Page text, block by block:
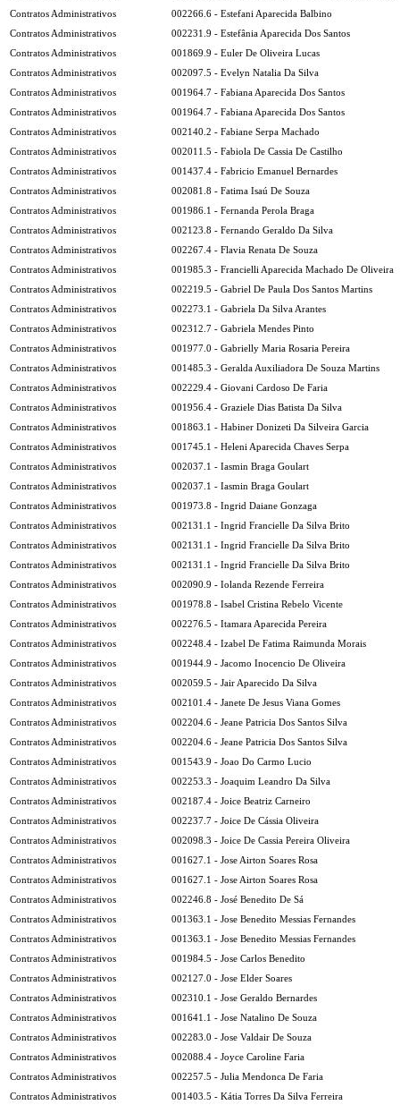
Contratos Administrativos
002266.6 - Estefani Aparecida Balbino
Contratos Administrativos
002231.9 - Estefânia Aparecida Dos Santos
Contratos Administrativos
001869.9 - Euler De Oliveira Lucas
Contratos Administrativos
002097.5 - Evelyn Natalia Da Silva
Contratos Administrativos
001964.7 - Fabiana Aparecida Dos Santos
Contratos Administrativos
001964.7 - Fabiana Aparecida Dos Santos
Contratos Administrativos
002140.2 - Fabiane Serpa Machado
Contratos Administrativos
002011.5 - Fabiola De Cassia De Castilho
Contratos Administrativos
001437.4 - Fabricio Emanuel Bernardes
Contratos Administrativos
002081.8 - Fatima Isaú De Souza
Contratos Administrativos
001986.1 - Fernanda Perola Braga
Contratos Administrativos
002123.8 - Fernando Geraldo Da Silva
Contratos Administrativos
002267.4 - Flavia Renata De Souza
Contratos Administrativos
001985.3 - Francielli Aparecida Machado De Oliveira
Contratos Administrativos
002219.5 - Gabriel De Paula Dos Santos Martins
Contratos Administrativos
002273.1 - Gabriela Da Silva Arantes
Contratos Administrativos
002312.7 - Gabriela Mendes Pinto
Contratos Administrativos
001977.0 - Gabrielly Maria Rosaria Pereira
Contratos Administrativos
001485.3 - Geralda Auxiliadora De Souza Martins
Contratos Administrativos
002229.4 - Giovani Cardoso De Faria
Contratos Administrativos
001956.4 - Graziele Dias Batista Da Silva
Contratos Administrativos
001863.1 - Habiner Donizeti Da Silveira Garcia
Contratos Administrativos
001745.1 - Heleni Aparecida Chaves Serpa
Contratos Administrativos
002037.1 - Iasmin Braga Goulart
Contratos Administrativos
002037.1 - Iasmin Braga Goulart
Contratos Administrativos
001973.8 - Ingrid Daiane Gonzaga
Contratos Administrativos
002131.1 - Ingrid Francielle Da Silva Brito
Contratos Administrativos
002131.1 - Ingrid Francielle Da Silva Brito
Contratos Administrativos
002131.1 - Ingrid Francielle Da Silva Brito
Contratos Administrativos
002090.9 - Iolanda Rezende Ferreira
Contratos Administrativos
001978.8 - Isabel Cristina Rebelo Vicente
Contratos Administrativos
002276.5 - Itamara Aparecida Pereira
Contratos Administrativos
002248.4 - Izabel De Fatima Raimunda Morais
Contratos Administrativos
001944.9 - Jacomo Inocencio De Oliveira
Contratos Administrativos
002059.5 - Jair Aparecido Da Silva
Contratos Administrativos
002101.4 - Janete De Jesus Viana Gomes
Contratos Administrativos
002204.6 - Jeane Patricia Dos Santos Silva
Contratos Administrativos
002204.6 - Jeane Patricia Dos Santos Silva
Contratos Administrativos
001543.9 - Joao Do Carmo Lucio
Contratos Administrativos
002253.3 - Joaquim Leandro Da Silva
Contratos Administrativos
002187.4 - Joice Beatriz Carneiro
Contratos Administrativos
002237.7 - Joice De Cássia Oliveira
Contratos Administrativos
002098.3 - Joice De Cassia Pereira Oliveira
Contratos Administrativos
001627.1 - Jose Airton Soares Rosa
Contratos Administrativos
001627.1 - Jose Airton Soares Rosa
Contratos Administrativos
002246.8 - José Benedito De Sá
Contratos Administrativos
001363.1 - Jose Benedito Messias Fernandes
Contratos Administrativos
001363.1 - Jose Benedito Messias Fernandes
Contratos Administrativos
001984.5 - Jose Carlos Benedito
Contratos Administrativos
002127.0 - Jose Elder Soares
Contratos Administrativos
002310.1 - Jose Geraldo Bernardes
Contratos Administrativos
001641.1 - Jose Natalino De Souza
Contratos Administrativos
002283.0 - Jose Valdair De Souza
Contratos Administrativos
002088.4 - Joyce Caroline Faria
Contratos Administrativos
002257.5 - Julia Mendonca De Faria
Contratos Administrativos
001403.5 - Kátia Torres Da Silva Ferreira